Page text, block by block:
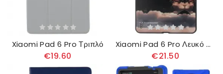
Xiaomi Pad 6 Pro Τριπλό
€19.60
Xiaomi Pad 6 Pro Λευκό Χιόνι
€21.50